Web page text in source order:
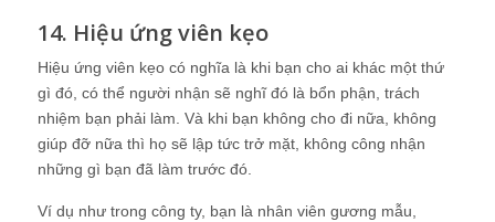
14. Hiệu ứng viên kẹo
Hiệu ứng viên kẹo có nghĩa là khi bạn cho ai khác một thứ
gì đó, có thể người nhận sẽ nghĩ đó là bổn phận, trách
nhiệm bạn phải làm. Và khi bạn không cho đi nữa, không
giúp đỡ nữa thì họ sẽ lập tức trở mặt, không công nhận
những gì bạn đã làm trước đó.
Ví dụ như trong công ty, bạn là nhân viên gương mẫu,